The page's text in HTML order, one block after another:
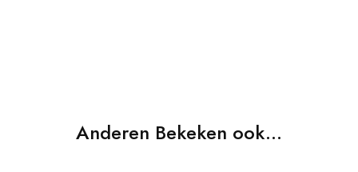
Anderen Bekeken ook...